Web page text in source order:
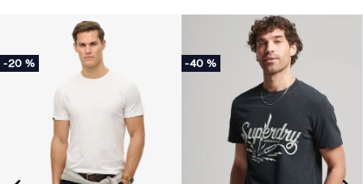
-20 % -40 %